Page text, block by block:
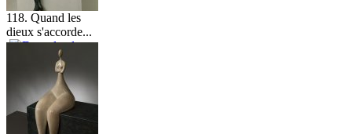
118. Quand les
dieux s'accorde...